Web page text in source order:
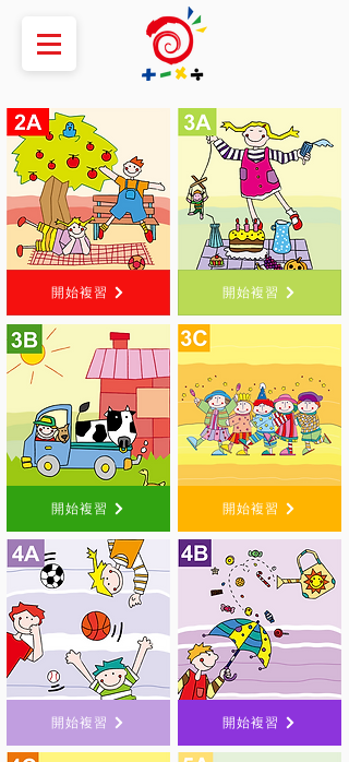
開始複習 開始複習
開始複習 開始複習
開始複習 開始複習